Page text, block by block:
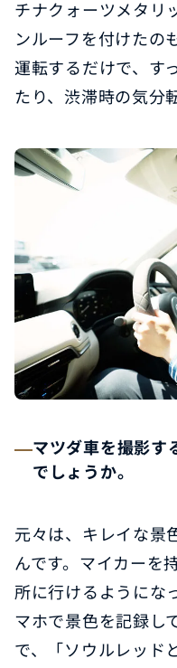
チナクォーツメタリ
ンルーフを付けたの
運転するだけで、す
たり、渋滞時の気分
マツダ車を撮影す
でしょうか。
元々は、キレイな景
んです。マイカーを
所に行けるようにな
マホで景色を記録し
で、「ソウルレッド